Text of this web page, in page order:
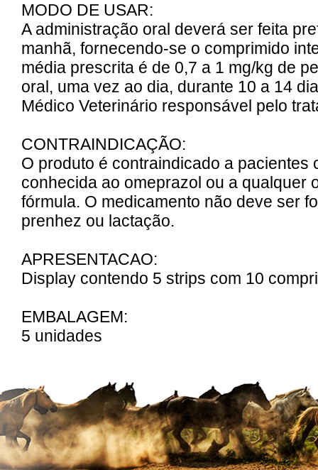
MODO DE USAR:
A administração oral deverá ser feita
manhã, fornecendo-se o comprimido
média prescrita é de 0,7 a 1 mg/kg de
oral, uma vez ao dia, durante 10 a 14
Médico Veterinário responsável pelo
CONTRAINDICAÇÃO:
O produto é contraindicado a pacientes
conhecida ao omeprazol ou a qualquer
fórmula. O medicamento não deve ser
prenhez ou lactação.
APRESENTACAO:
Display contendo 5 strips com 10
EMBALAGEM:
5 unidades